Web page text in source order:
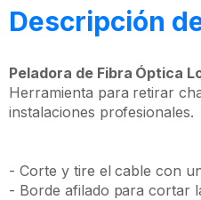
Descripción
Peladora de Fibra Óptica
Herramienta para retirar
instalaciones profesionales.
- Corte y tire el cable con
- Borde afilado para cortar